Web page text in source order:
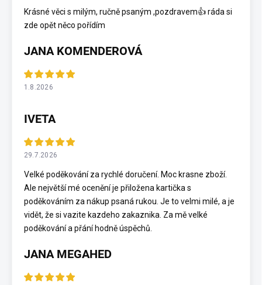
Krásné věci s milým, ručně psaným ,pozdravem👍 ráda si
zde opět něco pořídím
JANA KOMENDEROVÁ
1.8.2026
IVETA
29.7.2026
Velké poděkování za rychlé doručení. Moc krasne zboží.
Ale největší mé ocenění je přiložena kartička s
poděkováním za nákup psaná rukou. Je to velmi milé, a je
vidět, že si vazite kazdeho zakaznika. Za mě velké
poděkování a přání hodně úspěchů.
JANA MEGAHED